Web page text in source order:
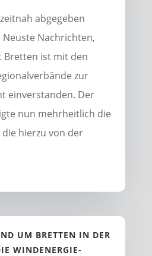
abgegeben
Neuste Nachrichten,
Bretten ist mit den
zur
einverstanden. Der
nun mehrheitlich die
hierzu von der
UM BRETTEN IN DER
WINDENERGIE-